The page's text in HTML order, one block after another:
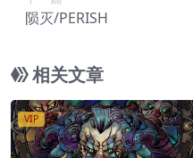
陨灭/PERISH
相关文章
VIP